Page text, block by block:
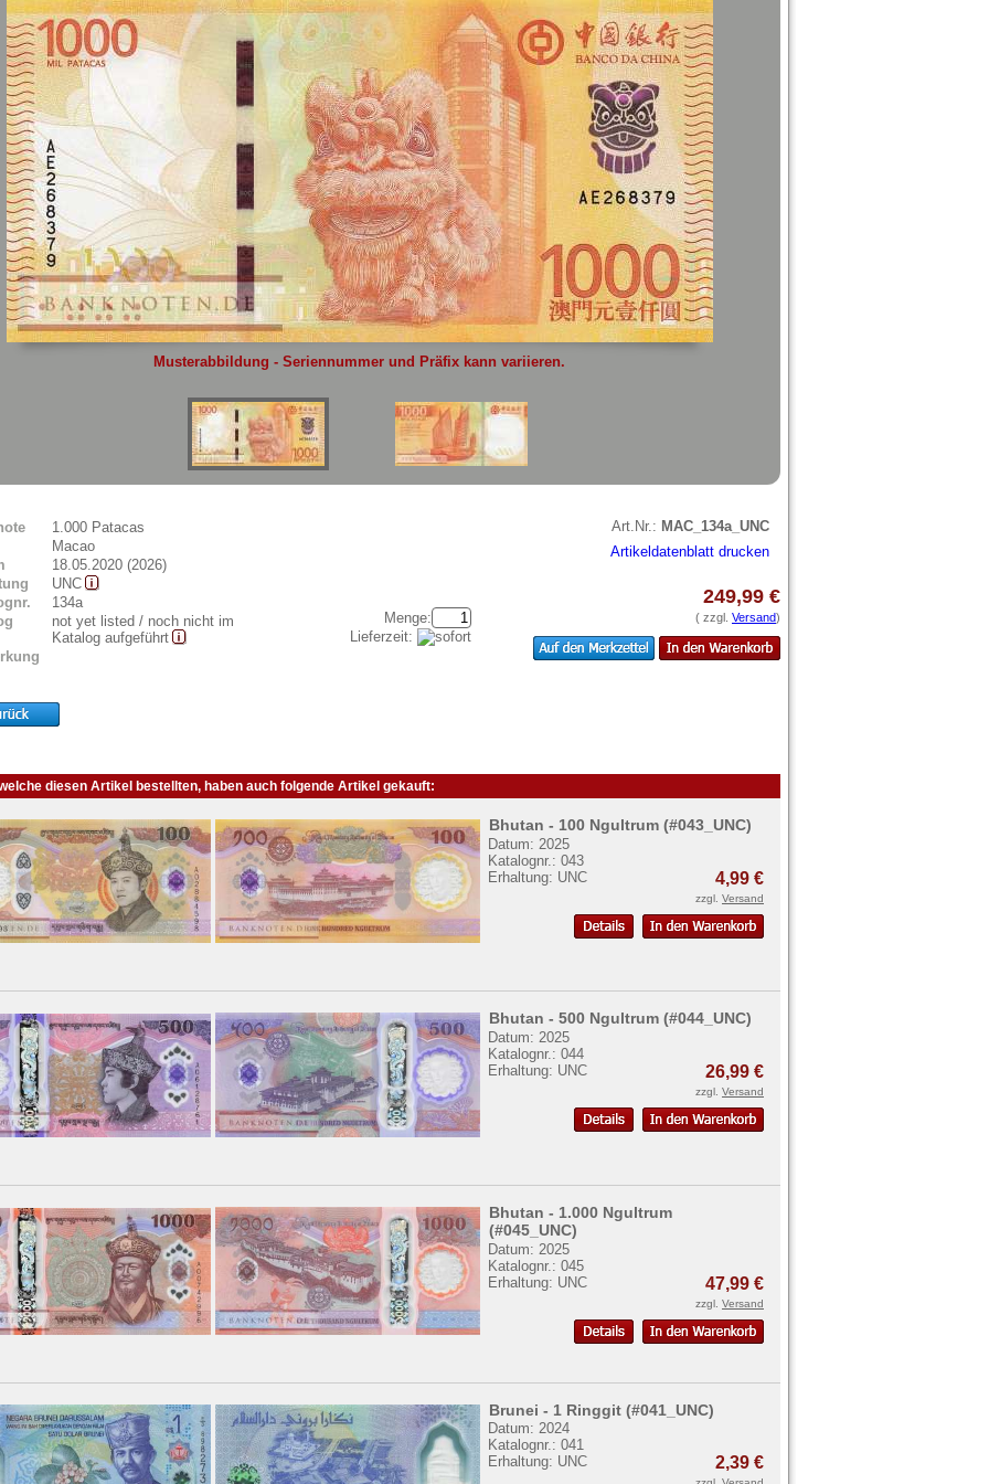
Siehier.
Musterabbildung - Seriennummer und Präfix kann variieren.
1.000 Patacas
Macao
18.05.2020 (2026)
UNC
134a
not yet listed / noch nicht im
Katalog aufgeführt
Art.Nr.: MAC_134a_UNC
Artikeldatenblatt drucken
Menge:
Lieferzeit:
249,99 €
( zzgl. Versand)
diesen Artikel bestellten, haben auch folgende Artikel gekauft:
Bhutan - 100 Ngultrum (#043_UNC)
Datum: 2025
Katalognr.: 043
Erhaltung: UNC
4,99 €
zzgl. Versand
Bhutan - 500 Ngultrum (#044_UNC)
Datum: 2025
Katalognr.: 044
Erhaltung: UNC
26,99 €
zzgl. Versand
Bhutan - 1.000 Ngultrum
(#045_UNC)
Datum: 2025
Katalognr.: 045
Erhaltung: UNC
47,99 €
zzgl. Versand
Brunei - 1 Ringgit (#041_UNC)
Datum: 2024
Katalognr.: 041
Erhaltung: UNC
2,39 €